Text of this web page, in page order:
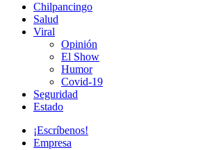
Chilpancingo
Salud
Viral
Opinión
El Show
Humor
Covid-19
Seguridad
Estado
¡Escríbenos!
Empresa